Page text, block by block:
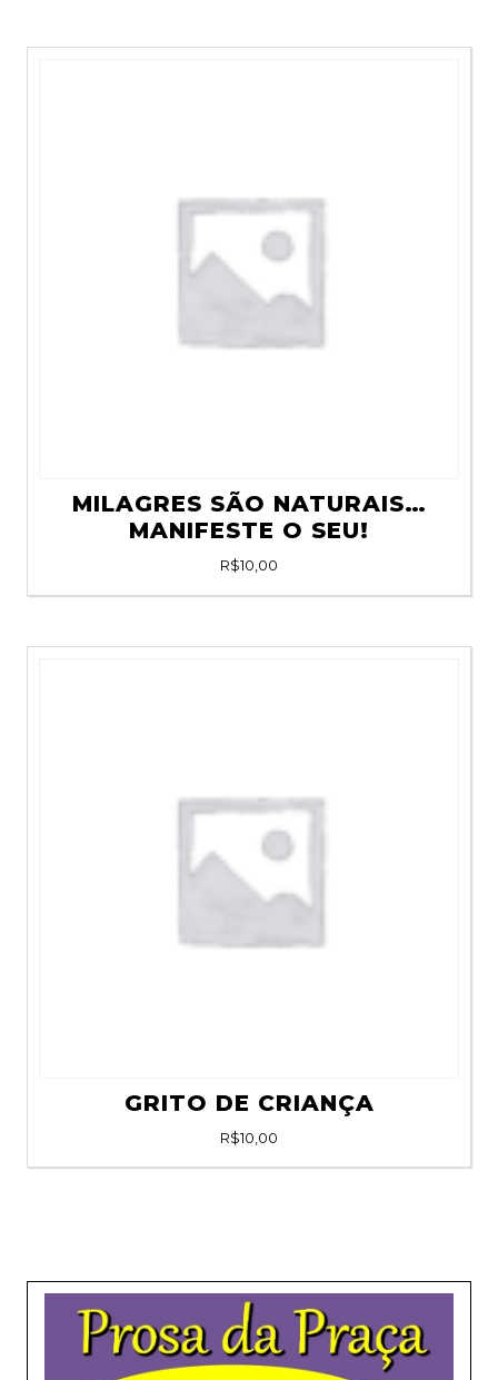
MILAGRES SÃO NATURAIS…
MANIFESTE O SEU!
R$10,00
GRITO DE CRIANÇA
R$10,00